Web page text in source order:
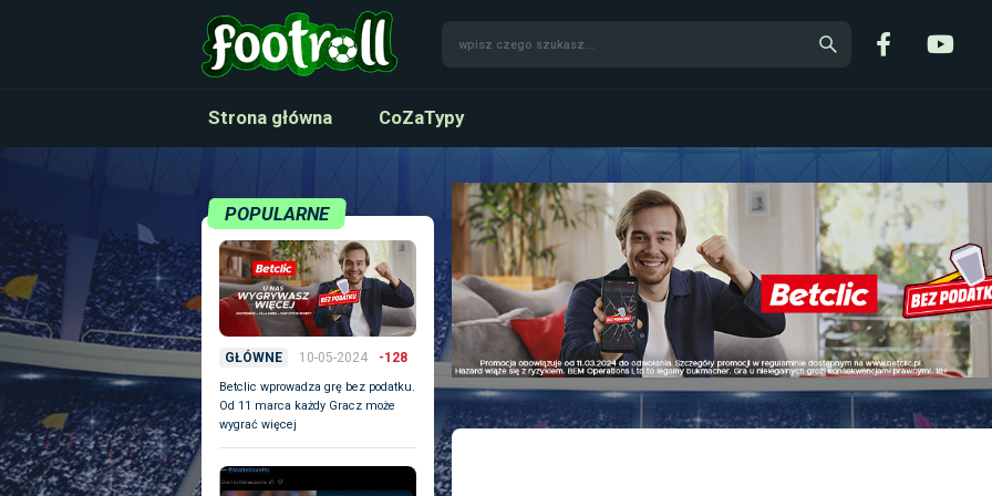
Strona główna CoZaTypy
POPULARNE
GŁÓWNE 10-05-2024 -128
Betclic wprowadza grę bez podatku.
Od 11 marca każdy Gracz może
wygrać więcej